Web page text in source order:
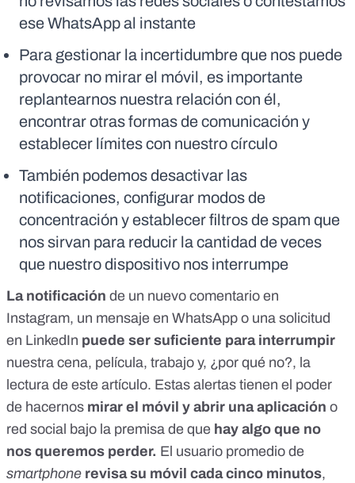
ese WhatsApp al instante
Para gestionar la incertidumbre que nos puede
provocar no mirar el móvil, es importante
replantearnos nuestra relación con él,
encontrar otras formas de comunicación y
establecer límites con nuestro círculo
También podemos desactivar las
notificaciones, configurar modos de
concentración y establecer filtros de spam que
nos sirvan para reducir la cantidad de veces
que nuestro dispositivo nos interrumpe
La notificación de un nuevo comentario en
Instagram, un mensaje en WhatsApp o una solicitud
en LinkedIn puede ser suficiente para interrumpir
nuestra cena, película, trabajo y, ¿por qué no?, la
lectura de este artículo. Estas alertas tienen el poder
de hacernos mirar el móvil y abrir una aplicación o
red social bajo la premisa de que hay algo que no
nos queremos perder. El usuario promedio de
smartphone revisa su móvil cada cinco minutos,